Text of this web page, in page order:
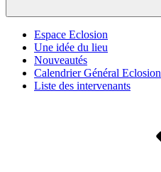
Espace Eclosion
Une idée du lieu
Nouveautés
Calendrier Général Eclosion
Liste des intervenants